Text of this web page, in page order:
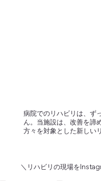
病院でのリハビリは、ず
ん。当施設は、改善を諦
方々を対象とした新しい
＼リハビリの現場を